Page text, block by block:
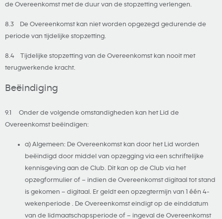
de Overeenkomst met de duur van de stopzetting verlengen.
8.3 De Overeenkomst kan niet worden opgezegd gedurende de
periode van tijdelijke stopzetting.
8.4 Tijdelijke stopzetting van de Overeenkomst kan nooit met
terugwerkende kracht.
Beëindiging
9.1 Onder de volgende omstandigheden kan het Lid de
Overeenkomst beëindigen:
a) Algemeen: De Overeenkomst kan door het Lid worden
beëindigd door middel van opzegging via een schriftelijke
kennisgeving aan de Club. Dit kan op de Club via het
opzegformulier of – indien de Overeenkomst digitaal tot stand
is gekomen – digitaal. Er geldt een opzegtermijn van 1 één 4-
wekenperiode . De Overeenkomst eindigt op de einddatum
van de lidmaatschapsperiode of – ingeval de Overeenkomst